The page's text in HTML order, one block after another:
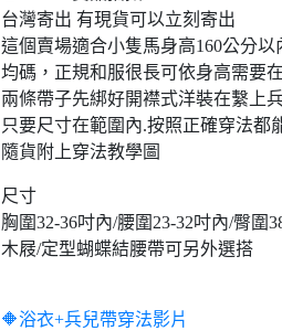
台灣寄出 有現貨可以立刻寄出
這個賣場適合小隻馬身高160公分以
均碼，正規和服很長可依身高需要
兩條帶子先綁好開襟式洋裝在繫上
只要尺寸在範圍內.按照正確穿法都
隨貨附上穿法教學圖
尺寸
胸圍32-36吋內/腰圍23-32吋內/臀圍
木屐/定型蝴蝶結腰帶可另外選搭
🔶浴衣+兵兒帶穿法影片